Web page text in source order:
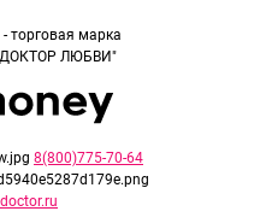
торговая марка
ЛЮБВИ"
8(800)775-70-64